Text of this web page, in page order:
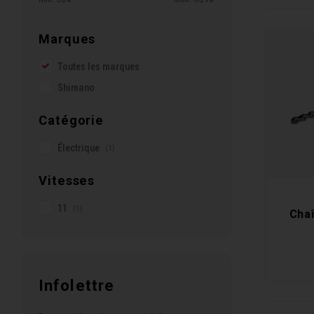
Marques
Toutes les marques
Shimano
Catégorie
Électrique
Vitesses
11
Infolettre